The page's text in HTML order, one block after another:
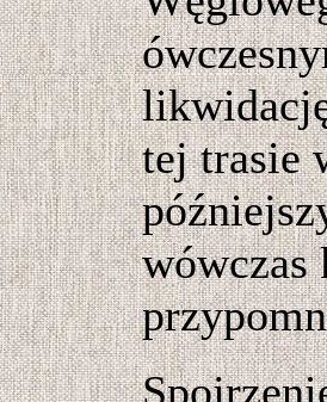
tej trasie
wówczas